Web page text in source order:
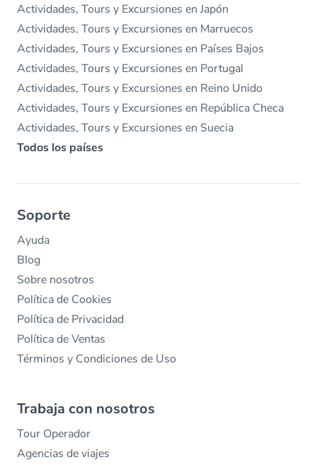
Actividades, Tours y Excursiones en Japón
Actividades, Tours y Excursiones en Marruecos
Actividades, Tours y Excursiones en Países Bajos
Actividades, Tours y Excursiones en Portugal
Actividades, Tours y Excursiones en Reino Unido
Actividades, Tours y Excursiones en República Checa
Actividades, Tours y Excursiones en Suecia
Todos los países
Soporte
Ayuda
Blog
Sobre nosotros
Política de Cookies
Política de Privacidad
Política de Ventas
Términos y Condiciones de Uso
Trabaja con nosotros
Tour Operador
Agencias de viajes